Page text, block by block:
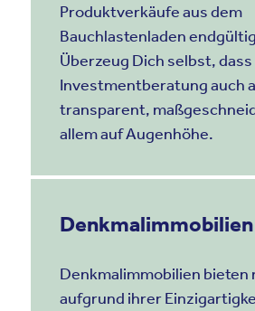
Produktverkäufe aus dem
Bauchlastenladen
Überzeug Dich selbst, dass
Investmentberatung auch
transparent,
allem auf Augenhöhe.
Denkmalimmobilien
Denkmalimmobilien bieten
aufgrund ihrer